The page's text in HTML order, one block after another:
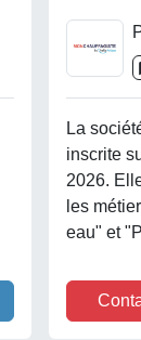
La
inscrite
2026.
les
eau" et